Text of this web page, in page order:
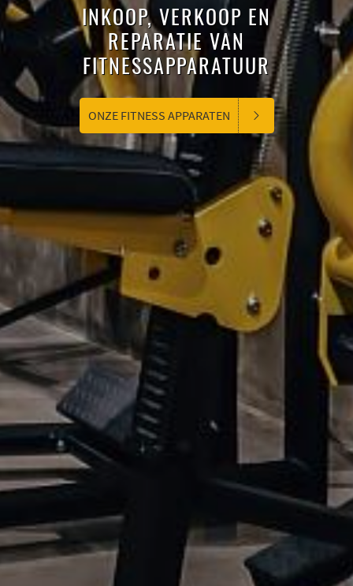
INKOOP, VERKOOP EN
REPARATIE VAN
FITNESSAPPARATUUR
ONZE FITNESS APPARATEN